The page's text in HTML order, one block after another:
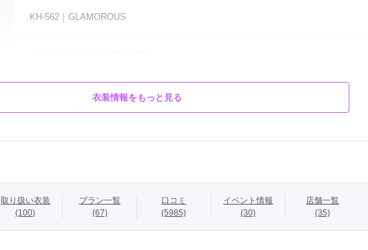
KH-562｜GLAMOROUS
原和香奈
白地に大胆に描かれた、紫やゴールドの曲線が目を惹くインパクト抜群の振袖。
衣装情報をもっと見る
取り扱い衣装
(100)
プラン一覧
(67)
口コミ
(5985)
イベント情報
(30)
店舗一覧
(35)